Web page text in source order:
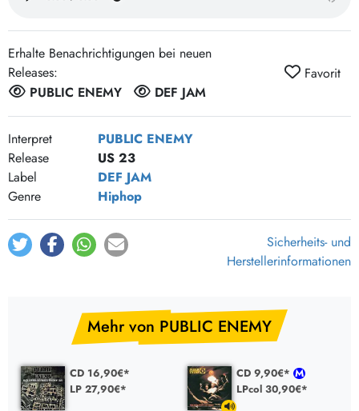
Show 'Em Whatcha Got
She Watch Channel Zero?!
Black Steel In The Hour Of Chaos
Security Of The First World
Rebel Without A Pause
Prophets Of Rage
Party For Your Right To Fight
Erhalte Benachrichtigungen bei neuen
Releases:
PUBLIC ENEMY
DEF JAM
Favorit
Interpret
PUBLIC ENEMY
Release
US 23
Label
DEF JAM
Genre
Hiphop
Sicherheits- und
Herstellerinformationen
Mehr von PUBLIC ENEMY
CD 16,90€*
LP 27,90€*
CD 9,90€*
LPcol 30,90€*